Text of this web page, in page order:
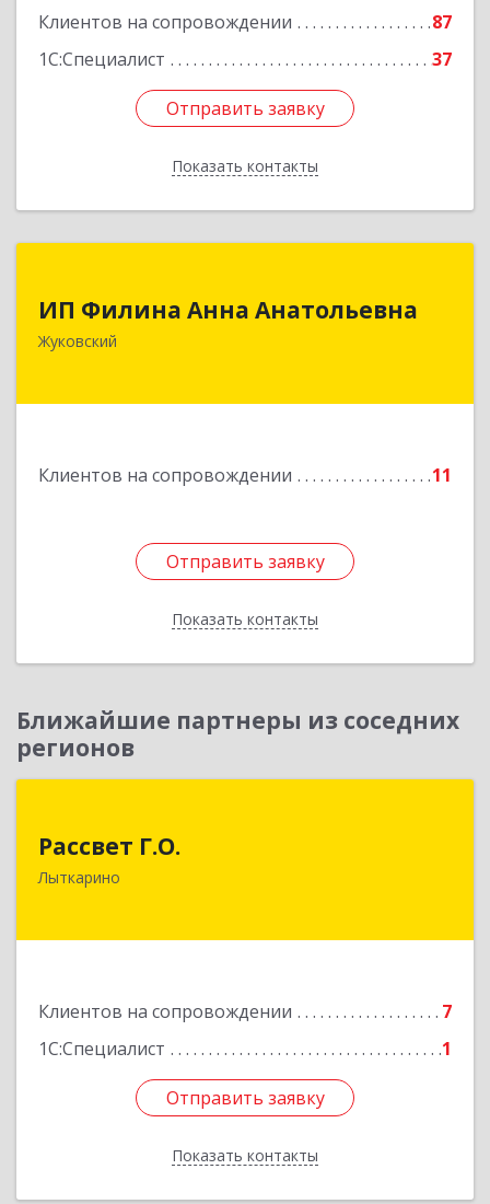
Клиентов на сопровождении
87
1С:Специалист
37
Отправить заявку
Показать контакты
Отправить заявку
Назад
ИП Филина Анна Анатольевна
Жуковский
Клиентов на сопровождении 11
Отправить заявку
Показать контакты
Подробнее
Отправить заявку
Назад
Ближайшие партнеры из соседних
регионов
Рассвет Г.О.
Лыткарино
Клиентов на сопровождении
7
1С:Специалист
1
Отправить заявку
Показать контакты
Подробнее
Отправить заявку
Назад